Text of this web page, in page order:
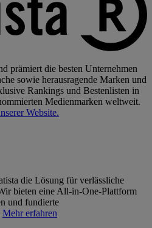
prämiert die besten Unternehmen
sowie herausragende Marken und
Rankings und Bestenlisten in
Medienmarken weltweit.
Website.
die Lösung für verlässliche
bieten eine All-in-One-Plattform
und fundierte
Mehr erfahren